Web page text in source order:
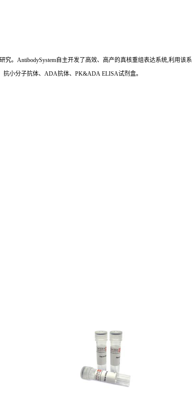
。AntibodySystem自主开发了高效、高产的真核重组表达系统,利用
小分子抗体、ADA抗体、PK&ADA ELISA试剂盒。